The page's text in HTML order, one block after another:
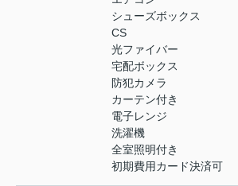
シューズボックス
CS
光ファイバー
宅配ボックス
防犯カメラ
カーテン付き
電子レンジ
洗濯機
全室照明付き
初期費用カード決済可